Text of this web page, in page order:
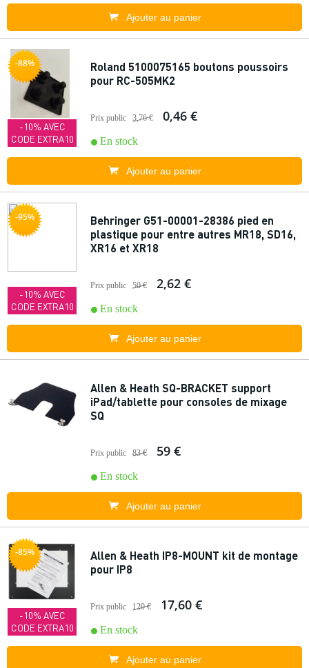
Ajouter au panier
-88%
-10% AVEC
CODE EXTRA10
Roland 5100075165 boutons poussoirs
pour RC-505MK2
Prix public 3,76 € 0,46 €
En stock
Ajouter au panier
-95%
-10% AVEC
CODE EXTRA10
Behringer G51-00001-28386 pied en
plastique pour entre autres MR18, SD16,
XR16 et XR18
Prix public 50 € 2,62 €
En stock
Ajouter au panier
Allen & Heath SQ-BRACKET support
iPad/tablette pour consoles de mixage
SQ
Prix public 83 € 59 €
En stock
Ajouter au panier
-85%
-10% AVEC
CODE EXTRA10
Allen & Heath IP8-MOUNT kit de montage
pour IP8
Prix public 120 € 17,60 €
En stock
Ajouter au panier